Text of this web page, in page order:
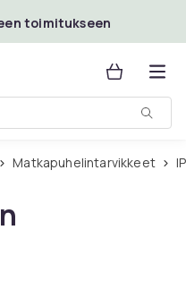
toimitukseen
Matkapuhelintarvikkeet